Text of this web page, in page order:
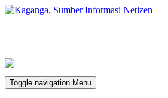
Toggle navigation Menu